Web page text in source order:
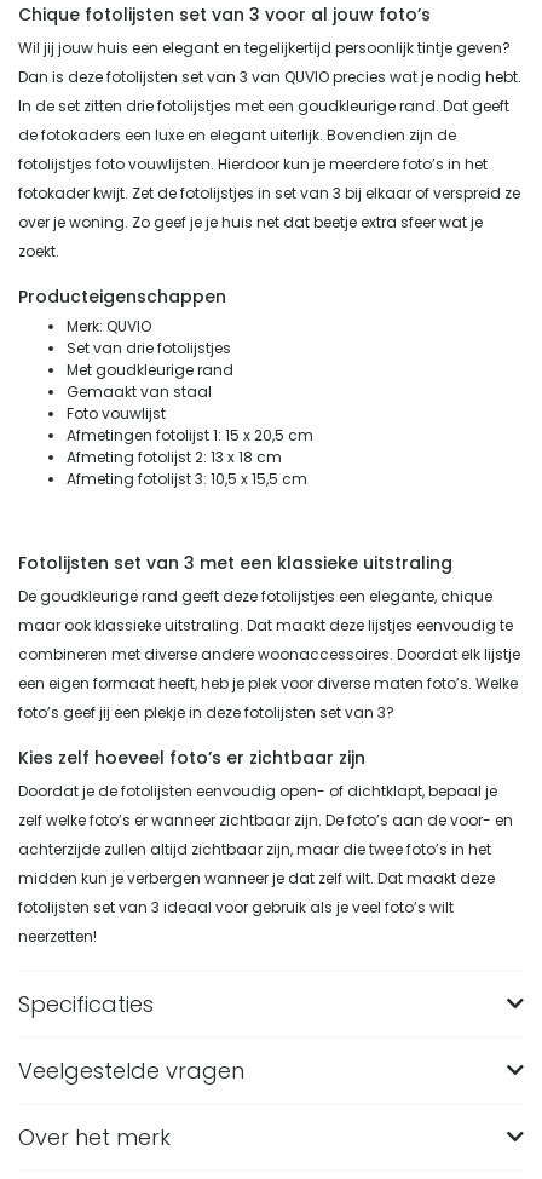
Chique fotolijsten set van 3 voor al jouw foto’s
Wil jij jouw huis een elegant en tegelijkertijd persoonlijk tintje geven?
Dan is deze fotolijsten set van 3 van QUVIO precies wat je nodig hebt.
In de set zitten drie fotolijstjes met een goudkleurige rand. Dat geeft
de fotokaders een luxe en elegant uiterlijk. Bovendien zijn de
fotolijstjes foto vouwlijsten. Hierdoor kun je meerdere foto’s in het
fotokader kwijt. Zet de fotolijstjes in set van 3 bij elkaar of verspreid ze
over je woning. Zo geef je je huis net dat beetje extra sfeer wat je
zoekt.
Producteigenschappen
Merk: QUVIO
Set van drie fotolijstjes
Met goudkleurige rand
Gemaakt van staal
Foto vouwlijst
Afmetingen fotolijst 1: 15 x 20,5 cm
Afmeting fotolijst 2: 13 x 18 cm
Afmeting fotolijst 3: 10,5 x 15,5 cm
Fotolijsten set van 3 met een klassieke uitstraling
De goudkleurige rand geeft deze fotolijstjes een elegante, chique
maar ook klassieke uitstraling. Dat maakt deze lijstjes eenvoudig te
combineren met diverse andere woonaccessoires. Doordat elk lijstje
een eigen formaat heeft, heb je plek voor diverse maten foto’s. Welke
foto’s geef jij een plekje in deze fotolijsten set van 3?
Kies zelf hoeveel foto’s er zichtbaar zijn
Doordat je de fotolijsten eenvoudig open- of dichtklapt, bepaal je
zelf welke foto’s er wanneer zichtbaar zijn. De foto’s aan de voor- en
achterzijde zullen altijd zichtbaar zijn, maar die twee foto’s in het
midden kun je verbergen wanneer je dat zelf wilt. Dat maakt deze
fotolijsten set van 3 ideaal voor gebruik als je veel foto’s wilt
neerzetten!
Specificaties
Merk
Veelgestelde vragen
Wat zijn de afmetingen van de QUVIO Fotolijstjes
Over het merk